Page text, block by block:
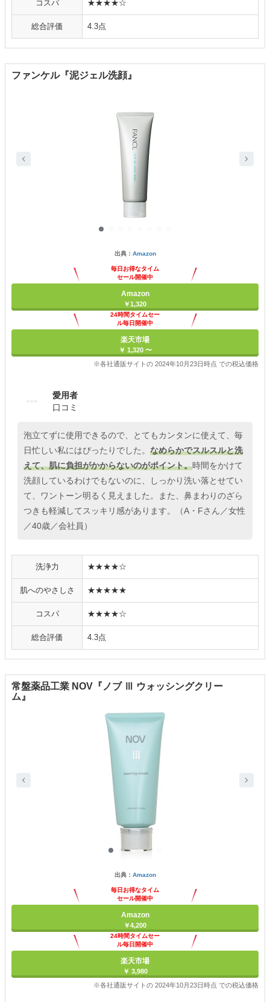
コスパ ★★★★☆
総合評価 4.3点
ファンケル『泥ジェル洗顔』
出典： Amazon
毎日お得なタイム
セール開催中
Amazon
￥1,320
24時間タイムセー
ル毎日開催中
楽天市場
￥ 1,320 〜
※各社通販サイトの 2024年10月23日時点 での税込価格
愛用者
口コミ
泡立てずに使用できるので、とてもカンタンに使えて、毎
日忙しい私にはぴったりでした。 なめらかでスルスルと洗
えて、肌に負担がかからないのがポイント。時間をかけて
洗顔しているわけでもないのに、しっかり洗い落とせてい
て、ワントーン明るく見えました。また、鼻まわりのざら
つきも軽減してスッキリ感があります。（A・Fさん／女性
／40歳／会社員）
洗浄力 ★★★★☆
肌へのやさしさ ★★★★★
コスパ ★★★★☆
総合評価 4.3点
常盤薬品工業 NOV『ノブ Ⅲ ウォッシングクリー
ム』
出典： Amazon
毎日お得なタイム
セール開催中
Amazon
￥4,200
24時間タイムセー
ル毎日開催中
楽天市場
￥ 3,980
※各社通販サイトの 2024年10月23日時点 での税込価格